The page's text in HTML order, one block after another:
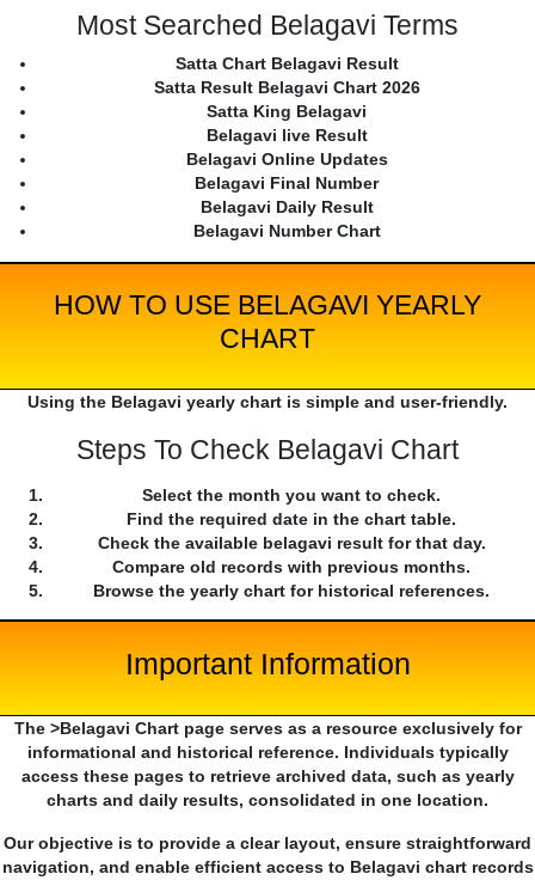
Most Searched Belagavi Terms
Satta Chart Belagavi Result
Satta Result Belagavi Chart 2026
Satta King Belagavi
Belagavi live Result
Belagavi Online Updates
Belagavi Final Number
Belagavi Daily Result
Belagavi Number Chart
HOW TO USE BELAGAVI YEARLY
CHART
Using the Belagavi yearly chart is simple and user-friendly.
Steps To Check Belagavi Chart
Select the month you want to check.
Find the required date in the chart table.
Check the available belagavi result for that day.
Compare old records with previous months.
Browse the yearly chart for historical references.
Important Information
The >Belagavi Chart page serves as a resource exclusively for
informational and historical reference. Individuals typically
access these pages to retrieve archived data, such as yearly
charts and daily results, consolidated in one location.
Our objective is to provide a clear layout, ensure straightforward
navigation, and enable efficient access to Belagavi chart records